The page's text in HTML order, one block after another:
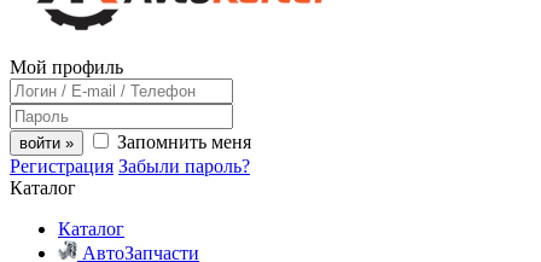
Мой профиль
войти »
Запомнить меня
Регистрация Забыли пароль?
Каталог
Каталог
АвтоЗапчасти